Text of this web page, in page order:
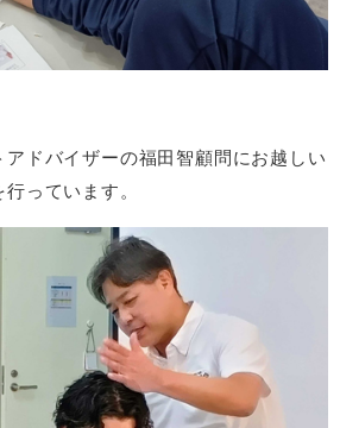
ドバイザーの福田智顧問にお越しい
っています。